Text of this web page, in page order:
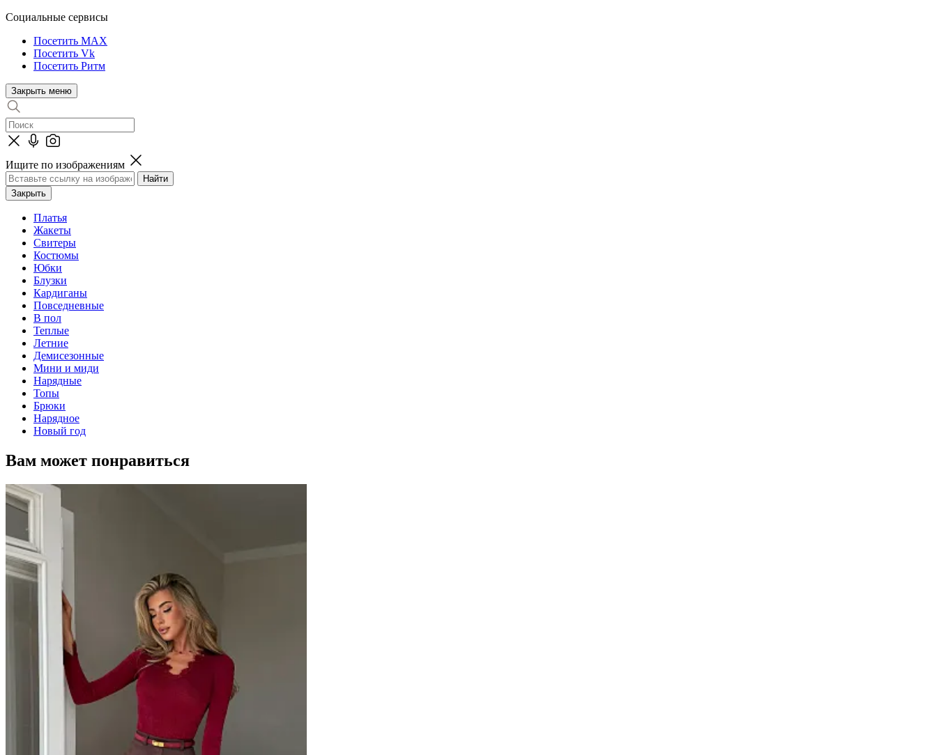
Социальные сервисы
Посетить MAX
Посетить Vk
Посетить Ритм
Закрыть меню
Ищите по изображениям
Закрыть
Платья
Жакеты
Свитеры
Костюмы
Юбки
Блузки
Кардиганы
Повседневные
В пол
Теплые
Летние
Демисезонные
Мини и миди
Нарядные
Топы
Брюки
Нарядное
Новый год
Вам может понравиться